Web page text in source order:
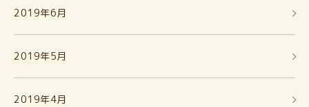
2019年6月
2019年5月
2019年4月